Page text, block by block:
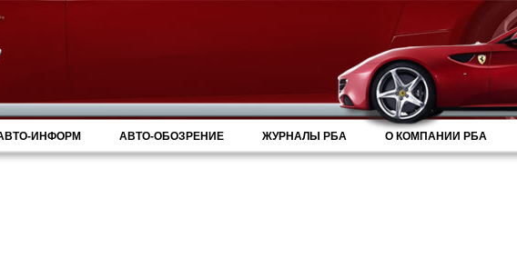
ИНФОРМ АВТО-ОБОЗРЕНИЕ ЖУРНАЛЫ РБА О КОМПАНИИ РБА